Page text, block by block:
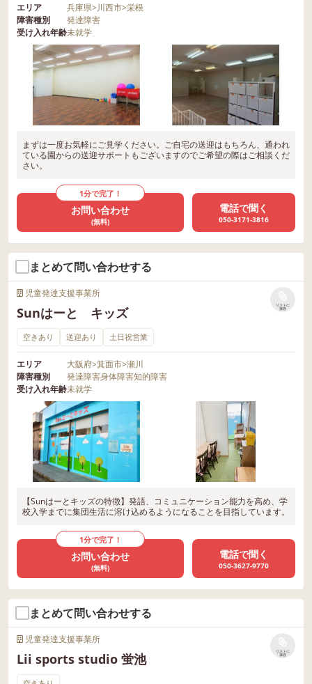
エリア 兵庫県>川西市>栄根
障害種別
発達障害
受け入れ年齢未就学
まずは一度お気軽にご見学ください。ご自宅の送迎はもちろん、通われ
ている園からの送迎サポートもございますのでご希望の際はご相談くだ
さい。
1分で完了！
お問い合わせ
(無料)
電話で聞く
050-3171-3816
まとめて問い合わせする
児童発達支援事業所
Sunはーと キッズ
リストに
保存
空きあり 送迎あり 土日祝営業
エリア 大阪府>箕面市>瀬川
障害種別
発達障害身体障害知的障害
受け入れ年齢未就学
【Sunはーとキッズの特徴】発語、コミュニケーション能力を高め、学
校入学までに集団生活に溶け込めるようになることを目指しています。
1分で完了！
お問い合わせ
(無料)
電話で聞く
050-3627-9770
まとめて問い合わせする
児童発達支援事業所
Lii sports studio 蛍池
リストに
保存